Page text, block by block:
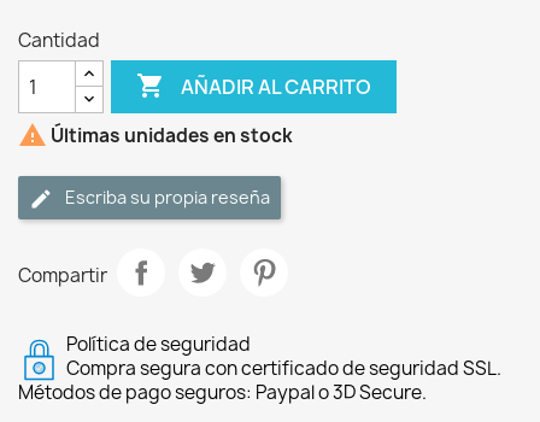
Cantidad
 AÑADIR AL CARRITO
 Últimas unidades en stock
Escriba su propia reseña
Compartir
Política de seguridad
Compra segura con certificado de seguridad SSL.
Métodos de pago seguros: Paypal o 3D Secure.